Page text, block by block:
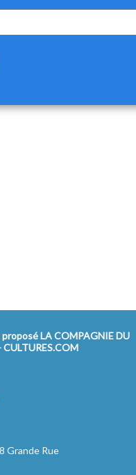
LA COMPAGNIE DU
CULTURES.COM
Grande Rue